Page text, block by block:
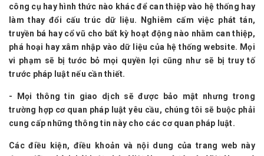
công cụ hay hình thức nào khác để can thiệp vào hệ thống hay
làm thay đổi cấu trúc dữ liệu. Nghiêm cấm việc phát tán,
truyền bá hay cổ vũ cho bất kỳ hoạt động nào nhằm can thiệp,
phá hoại hay xâm nhập vào dữ liệu của hệ thống website. Mọi
vi phạm sẽ bị tước bỏ mọi quyền lợi cũng như sẽ bị truy tố
trước pháp luật nếu cần thiết.
- Mọi thông tin giao dịch sẽ được bảo mật nhưng trong
trường hợp cơ quan pháp luật yêu cầu, chúng tôi sẽ buộc phải
cung cấp những thông tin này cho các cơ quan pháp luật.
Các điều kiện, điều khoản và nội dung của trang web này